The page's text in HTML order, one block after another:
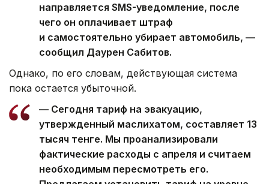
направляется SMS-уведомление, после
чего он оплачивает штраф
и самостоятельно убирает автомобиль, —
сообщил Даурен Сабитов.
Однако, по его словам, действующая система
пока остается убыточной.
— Сегодня тариф на эвакуацию,
утвержденный маслихатом, составляет 13
тысяч тенге. Мы проанализировали
фактические расходы с апреля и считаем
необходимым пересмотреть его.